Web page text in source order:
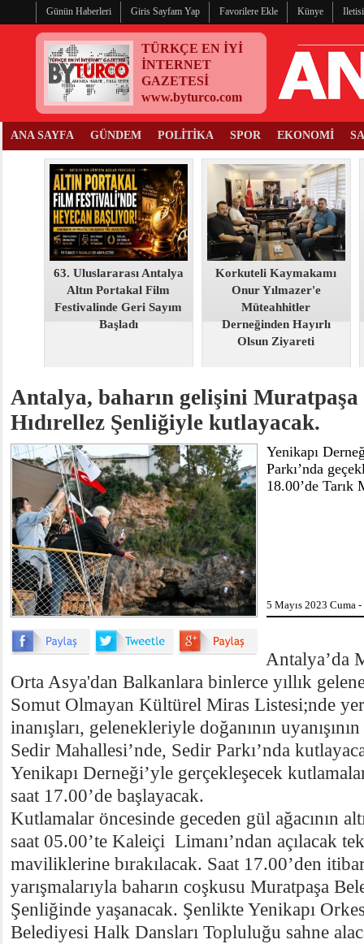
Günün Haberleri Giris Sayfam Yap Favorilere Ekle Künye
TÜRKÇE EN İYİ
İNTERNET
GAZETESİ
www.byturco.com
ANA SAYFA GÜNDEM POLİTİKA SPOR EKONOMİ
63. Uluslararası Antalya
Altın Portakal Film
Festivalinde Geri Sayım
Başladı
Korkuteli Kaymakamı
Onur Yılmazer'e
Müteahhitler
Derneğinden Hayırlı
Olsun Ziyareti
Antalya, baharın gelişini Muratpaşa
Hıdırellez Şenliğiyle kutlayacak.
Yenikapı
Parkı’nda
18.00’de Tarık
5 Mayıs 2023 Cuma
Antalya’da
Orta Asya'dan Balkanlara binlerce yıllık
Somut Olmayan Kültürel Miras Listesi;nde
inanışları, gelenekleriyle doğanının
Sedir Mahallesi’nde, Sedir Parkı’nda
Yenikapı Derneği’yle gerçekleşecek
saat 17.00’de başlayacak.
Kutlamalar öncesinde geceden gül ağacının
saat 05.00’te Kaleiçi Limanı’ndan açılacak
maviliklerine bırakılacak. Saat 17.00’den
yarışmalarıyla baharın coşkusu Muratpaşa
Şenliğinde yaşanacak. Şenlikte Yenikapı
Belediyesi Halk Dansları Topluluğu sahne